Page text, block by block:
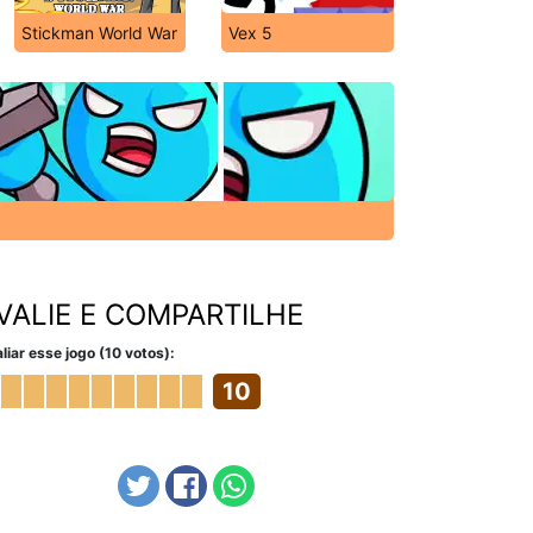
Stickman World War Vex 5
E COMPARTILHE
esse jogo (10 votos):
10